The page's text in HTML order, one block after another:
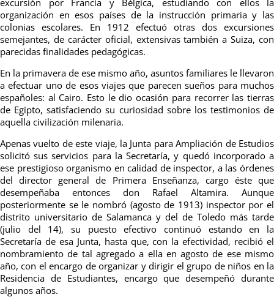
organización en esos países de la instrucción primaria y las
colonias escolares. En 1912 efectuó otras dos excursiones
semejantes, de carácter oficial, extensivas también a Suiza, con
parecidas finalidades pedagógicas.
En la primavera de ese mismo año, asuntos familiares le llevaron
a efectuar uno de esos viajes que parecen sueños para muchos
españoles: al Cairo. Esto le dio ocasión para recorrer las tierras
de Egipto, satisfaciendo su curiosidad sobre los testimonios de
aquella civilización milenaria.
Apenas vuelto de este viaje, la Junta para Ampliación de Estudios
solicitó sus servicios para la Secretaría, y quedó incorporado a
ese prestigioso organismo en calidad de inspector, a las órdenes
del director general de Primera Enseñanza, cargo éste que
desempeñaba entonces don Rafael Altamira. Aunque
posteriormente se le nombró (agosto de 1913) inspector por el
distrito universitario de Salamanca y del de Toledo más tarde
(julio del 14), su puesto efectivo continuó estando en la
Secretaría de esa Junta, hasta que, con la efectividad, recibió el
nombramiento de tal agregado a ella en agosto de ese mismo
año, con el encargo de organizar y dirigir el grupo de niños en la
Residencia de Estudiantes, encargo que desempeñó durante
algunos años.